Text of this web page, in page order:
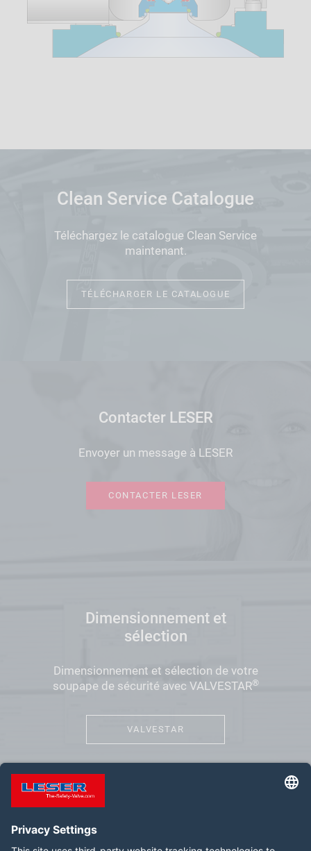
Clean Service Catalogue
Téléchargez le catalogue Clean Service
maintenant.
TÉLÉCHARGER LE CATALOGUE
Contacter LESER
Envoyer un message à LESER
CONTACTER LESER
Dimensionnement et
sélection
Dimensionnement et sélection de votre
soupape de sécurité avec VALVESTAR®
VALVESTAR